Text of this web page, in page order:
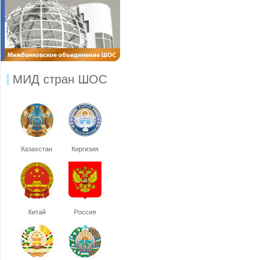
МИД стран ШОС
Казахстан Киргизия
Китай Россия